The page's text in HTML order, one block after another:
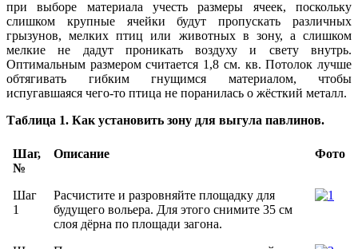
при выборе материала учесть размеры ячеек, поскольку
слишком крупные ячейки будут пропускать различных
грызунов, мелких птиц или животных в зону, а слишком
мелкие не дадут проникать воздуху и свету внутрь.
Оптимальным размером считается 1,8 см. кв. Потолок лучше
обтягивать гибким гнущимся материалом, чтобы
испугавшаяся чего-то птица не поранилась о жёсткий металл.
Таблица 1. Как установить зону для выгула павлинов.
Шаг,
№
Описание Фото
Шаг
1
Расчистите и разровняйте площадку для
будущего вольера. Для этого снимите 35 см
слоя дёрна по площади загона.